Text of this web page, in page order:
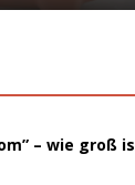
laut Umfrage